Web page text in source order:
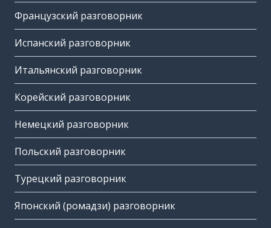
Французский разговорник
Испанский разговорник
Итальянский разговорник
Корейский разговорник
Немецкий разговорник
Польский разговорник
Турецкий разговорник
Японский (ромадзи) разговорник